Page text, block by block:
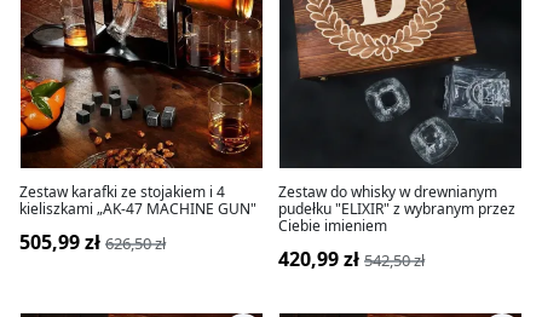
Zestaw karafki ze stojakiem i 4
kieliszkami „AK-47 MACHINE GUN"
505,99 zł 626,50 zł
Zestaw do whisky w drewnianym
pudełku "ELIXIR" z wybranym przez
Ciebie imieniem
420,99 zł 542,50 zł